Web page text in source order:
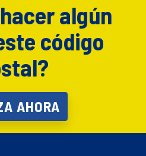
algún
código
AHORA